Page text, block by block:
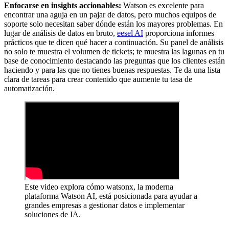
Enfocarse en insights accionables: Watson es excelente para
encontrar una aguja en un pajar de datos, pero muchos equipos de
soporte solo necesitan saber dónde están los mayores problemas. En
lugar de análisis de datos en bruto, eesel AI proporciona informes
prácticos que te dicen qué hacer a continuación. Su panel de análisis
no solo te muestra el volumen de tickets; te muestra las lagunas en tu
base de conocimiento destacando las preguntas que los clientes están
haciendo y para las que no tienes buenas respuestas. Te da una lista
clara de tareas para crear contenido que aumente tu tasa de
automatización.
Este video explora cómo watsonx, la moderna
plataforma Watson AI, está posicionada para ayudar a
grandes empresas a gestionar datos e implementar
soluciones de IA.